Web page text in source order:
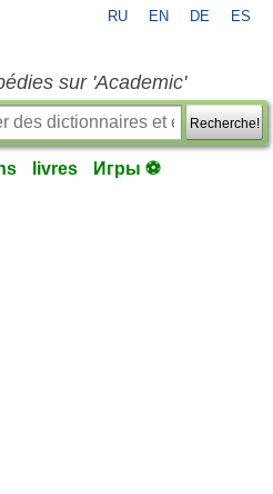
RU EN DE ES
sur 'Academic'
Recherche!
livres Игры ⚽